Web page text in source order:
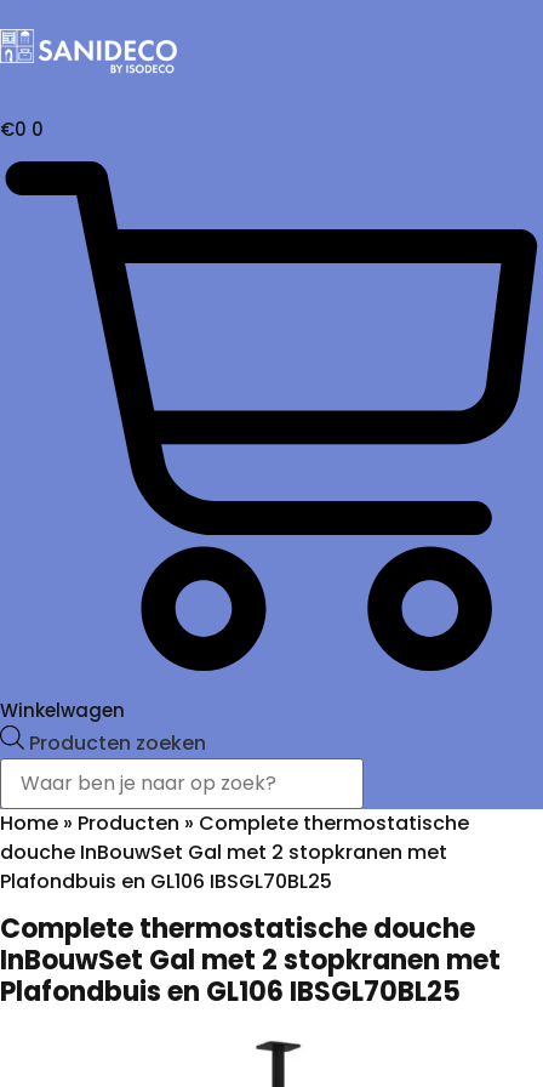
€0 0
Winkelwagen
Producten zoeken
Home » Producten » Complete thermostatische
douche InBouwSet Gal met 2 stopkranen met
Plafondbuis en GL106 IBSGL70BL25
Complete thermostatische douche
InBouwSet Gal met 2 stopkranen met
Plafondbuis en GL106 IBSGL70BL25